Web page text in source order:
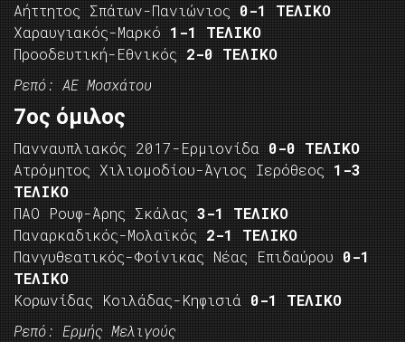
Αήττητος Σπάτων-Πανιώνιος 0-1 ΤΕΛΙΚΟ
Χαραυγιακός-Μαρκό 1-1 ΤΕΛΙΚΟ
Προοδευτική-Εθνικός 2-0 ΤΕΛΙΚΟ
Ρεπό: ΑΕ Μοσχάτου
7ος όμιλος
Πανναυπλιακός 2017-Ερμιονίδα 0-0 ΤΕΛΙΚΟ
Ατρόμητος Χιλιομοδίου-Άγιος Ιερόθεος 1-3
ΤΕΛΙΚΟ
ΠΑΟ Ρουφ-Άρης Σκάλας 3-1 ΤΕΛΙΚΟ
Παναρκαδικός-Μολαϊκός 2-1 ΤΕΛΙΚΟ
Πανγυθεατικός-Φοίνικας Νέας Επιδαύρου 0-1
ΤΕΛΙΚΟ
Κορωνίδας Κοιλάδας-Κηφισιά 0-1 ΤΕΛΙΚΟ
Ρεπό: Ερμής Μελιγούς